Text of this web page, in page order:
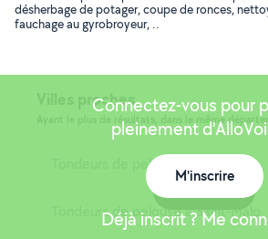
désherbage de potager, coupe de ronces,
fauchage au gyrobroyeur, ..
Villes proches
Ayant le plus de résultats, dans le même
Tondeurs de pelouse à Rennes
Tondeurs de pelouse à Saint-Malo
Connectez-vous pour
pleinement
M'inscrire
Déjà inscrit ? Me